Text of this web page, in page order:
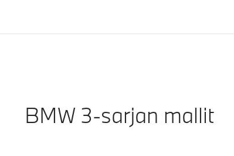
BMW 3-sarjan mallit